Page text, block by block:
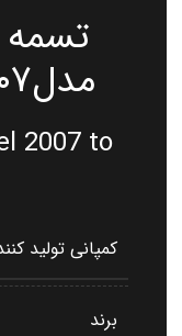
مدل۲۰۰۷ تا ۲۰۰۹ کد فنی 243123E500
2007 to
کمپانی تولید
برند